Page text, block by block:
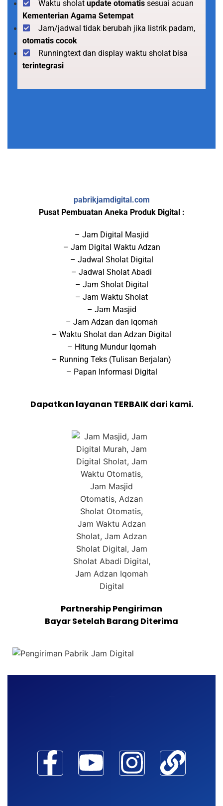
Waktu sholat update otomatis sesuai acuan
Kementerian Agama Setempat
Jam/jadwal tidak berubah jika listrik padam,
otomatis cocok
Runningtext dan display waktu sholat bisa
terintegrasi
pabrikjamdigital.com
Pusat Pembuatan Aneka Produk Digital :
– Jam Digital Masjid
– Jam Digital Waktu Adzan
– Jadwal Sholat Digital
– Jadwal Sholat Abadi
– Jam Sholat Digital
– Jam Waktu Sholat
– Jam Masjid
– Jam Adzan dan iqomah
– Waktu Sholat dan Adzan Digital
– Hitung Mundur Iqomah
– Running Teks (Tulisan Berjalan)
– Papan Informasi Digital
Dapatkan layanan TERBAIK dari kami.
Partnership Pengiriman
Bayar Setelah Barang Diterima